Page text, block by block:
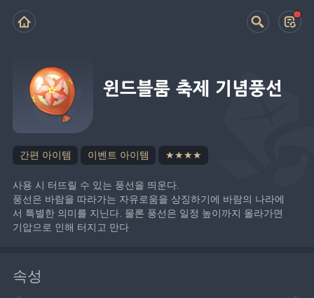
윈드블룸 축제 기념풍선
간편 아이템 이벤트 아이템 ★★★★
사용 시 터뜨릴 수 있는 풍선을 띄운다.
풍선은 바람을 따라가는 자유로움을 상징하기에 바람의 나라에
서 특별한 의미를 지닌다. 물론 풍선은 일정 높이까지 올라가면
기압으로 인해 터지고 만다
속성